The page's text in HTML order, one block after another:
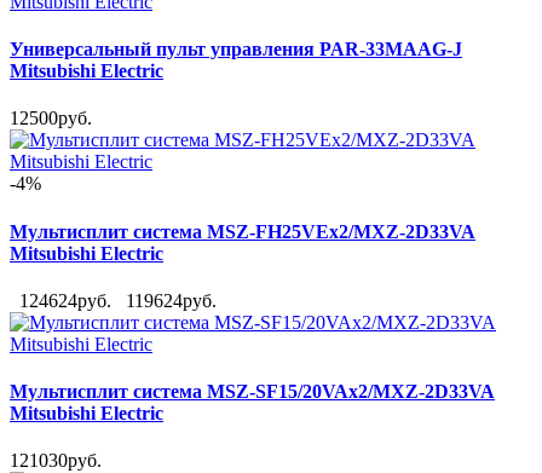
Универсальный пульт управления PAR-33MAAG-J
Mitsubishi Electric
12500руб.
-4%
Мультисплит система MSZ-FH25VEх2/MXZ-2D33VA
Mitsubishi Electric
124624руб. 119624руб.
Мультисплит система MSZ-SF15/20VAx2/MXZ-2D33VA
Mitsubishi Electric
121030руб.